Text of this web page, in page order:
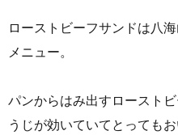
ローストビーフサンドは八
メニュー。
パンからはみ出すロースト
うじが効いていてとっても